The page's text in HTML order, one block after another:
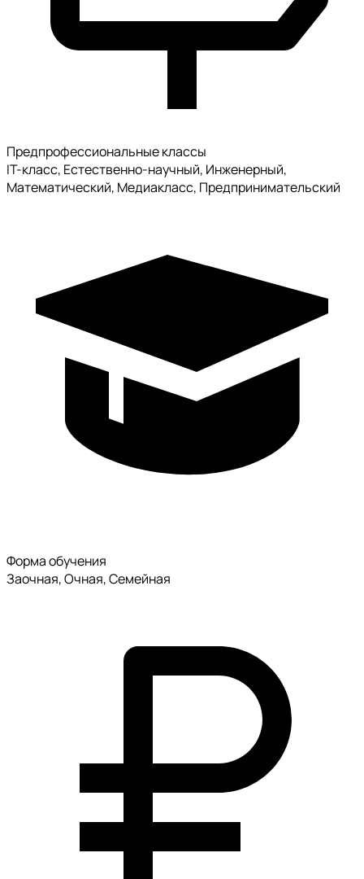
Предпрофессиональные классы
IT-класс, Естественно-научный, Инженерный,
Математический, Медиакласс, Предпринимательский
Форма обучения
Заочная, Очная, Семейная